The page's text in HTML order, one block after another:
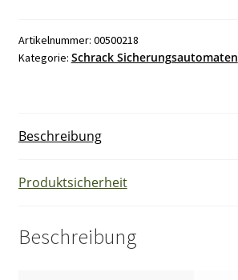
Artikelnummer: 00500218
Kategorie: Schrack Sicherungsautomaten
Beschreibung
Produktsicherheit
Beschreibung